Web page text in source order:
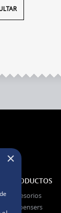
PRODUCTOS
Accesorios
Dispensers
×